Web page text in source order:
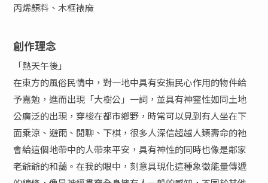
丙烯顏料、木框裱麻
創作理念
「熱天午後」
在東方的風俗民情中，對一地中具有安撫民心作用的物件給
予嘉勉，進而出現「大樹公」一詞，並具有神靈性如同土地
公廣泛的出現，穿梭在都市鄉野，時常可以見到有人坐在下
面乘涼、避雨、閒聊、下棋，很多人深信超越人類壽命的祂
會給這個地帶中的人帶來平安，具有神性的同時也像是鄰家
老爺爺的和藹。在我的眼中，刻意具現化這種象徵能量傳遞